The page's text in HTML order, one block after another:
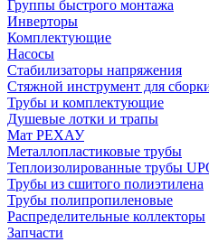
Группы быстрого монтажа
Инверторы
Комплектующие
Насосы
Стабилизаторы напряжения
Стяжной инструмент для
Трубы и комплектующие
Душевые лотки и трапы
Мат РЕХАУ
Металлопластиковые трубы
Теплоизолированные трубы
Трубы из сшитого полиэтилена
Трубы полипропиленовые
Распределительные коллекторы
Запчасти